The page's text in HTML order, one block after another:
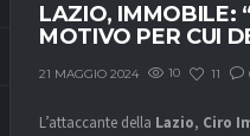
LAZIO, IMMOBILE:
MOTIVO PER CUI
21 MAGGIO 2024 10 11
L’attaccante della Lazio, Ciro